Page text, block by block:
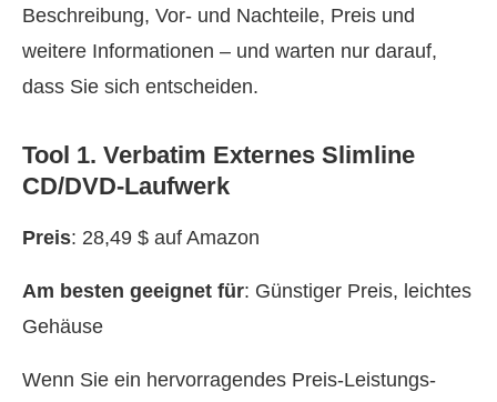
Beschreibung, Vor- und Nachteile, Preis und
weitere Informationen – und warten nur darauf,
dass Sie sich entscheiden.
Tool 1. Verbatim Externes Slimline
CD/DVD-Laufwerk
Preis: 28,49 $ auf Amazon
Am besten geeignet für: Günstiger Preis, leichtes
Gehäuse
Wenn Sie ein hervorragendes Preis-Leistungs-